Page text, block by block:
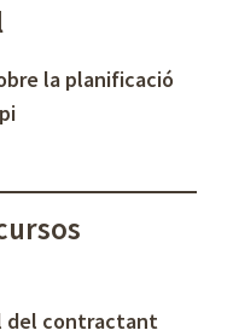
la planificació
del contractant